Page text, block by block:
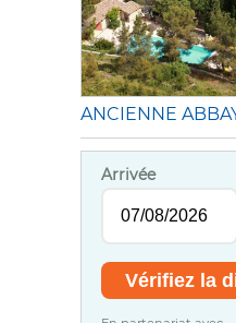
ANCIENNE
Arrivée